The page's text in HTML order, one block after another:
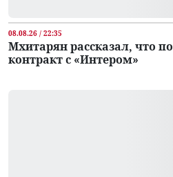
08.08.26 / 22:35
Мхитарян рассказал, что
контракт с «Интером»